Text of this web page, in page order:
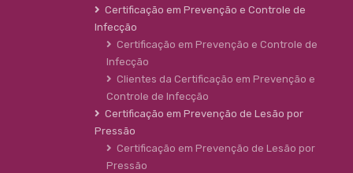
Certificação em Prevenção e Controle de
Infecção
Certificação em Prevenção e Controle de
Infecção
Clientes da Certificação em Prevenção e
Controle de Infecção
Certificação em Prevenção de Lesão por
Pressão
Certificação em Prevenção de Lesão por
Pressão